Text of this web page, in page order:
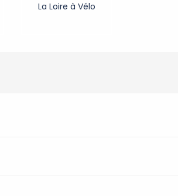
La Loire à Vélo